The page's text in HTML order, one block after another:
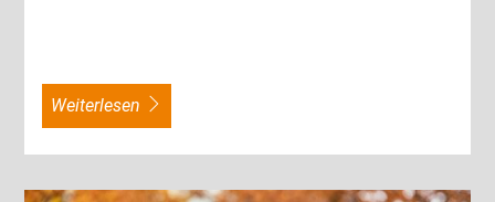
weiterlesen